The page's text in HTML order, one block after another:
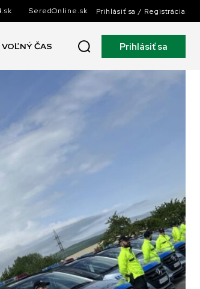
SeredOnline.sk Prihlásiť sa / Registrácia
VOĽNÝ ČAS Prihlásiť sa